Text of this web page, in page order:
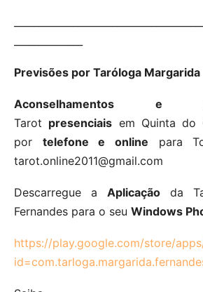
Previsões por Taróloga Margarida
Aconselhamentos e
Tarot presenciais em Quinta do
por telefone e online para
tarot.online2011@gmail.com
Descarregue a Aplicação da
Fernandes para o seu Windows
https://play.google.com/store/